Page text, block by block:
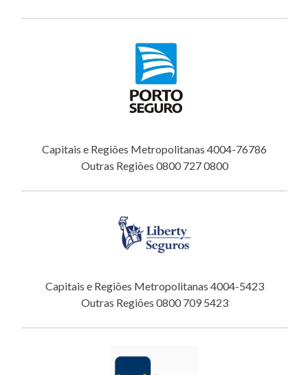
Capitais e Regiões Metropolitanas 4004-76786
Outras Regiões 0800 727 0800
Capitais e Regiões Metropolitanas 4004-5423
Outras Regiões 0800 709 5423